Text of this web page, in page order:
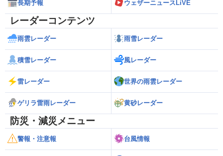
長期予報 ウェザーニュースLiVE
レーダーコンテンツ
雨雲レーダー 雨雪レーダー
積雪レーダー 風レーダー
雷レーダー 世界の雨雲レーダー
ゲリラ雷雨レーダー 黄砂レーダー
防災・減災メニュー
警報・注意報 台風情報